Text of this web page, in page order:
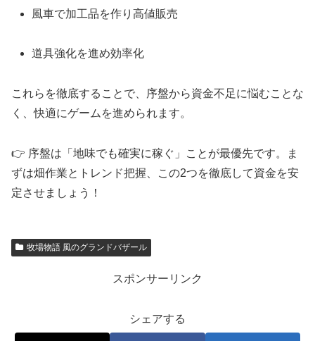
風車で加工品を作り高値販売
道具強化を進め効率化
これらを徹底することで、序盤から資金不足に悩むことな
く、快適にゲームを進められます。
👉 序盤は「地味でも確実に稼ぐ」ことが最優先です。ま
ずは畑作業とトレンド把握、この2つを徹底して資金を安
定させましょう！
牧場物語 風のグランドバザール
スポンサーリンク
シェアする